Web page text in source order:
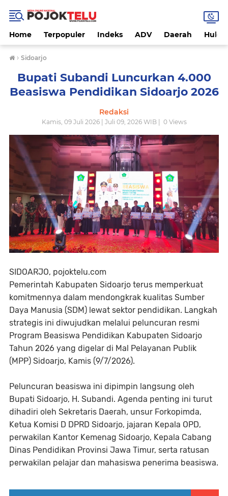
Home Terpopuler Indeks ADV Daerah
› Sidoarjo
Bupati Subandi Luncurkan 4.000
Beasiswa Pendidikan Sidoarjo 2026
Redaksi
Kamis, 09 Juli 2026 | Juli 09, 2026 WIB | 0Views
SIDOARJO, pojoktelu.com
Pemerintah Kabupaten Sidoarjo terus memperkuat
komitmennya dalam mendongkrak kualitas Sumber
Daya Manusia (SDM) lewat sektor pendidikan. Langkah
strategis ini diwujudkan melalui peluncuran resmi
Program Beasiswa Pendidikan Kabupaten Sidoarjo
Tahun 2026 yang digelar di Mal Pelayanan Publik
(MPP) Sidoarjo, Kamis (9/7/2026).
Peluncuran beasiswa ini dipimpin langsung oleh
Bupati Sidoarjo, H. Subandi. Agenda penting ini turut
dihadiri oleh Sekretaris Daerah, unsur Forkopimda,
Ketua Komisi D DPRD Sidoarjo, jajaran Kepala OPD,
perwakilan Kantor Kemenag Sidoarjo, Kepala Cabang
Dinas Pendidikan Provinsi Jawa Timur, serta ratusan
perwakilan pelajar dan mahasiswa penerima beasiswa.